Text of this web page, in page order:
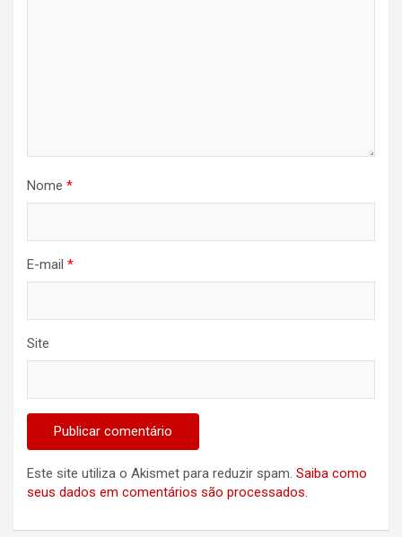
Nome *
E-mail *
Site
Este site utiliza o Akismet para reduzir spam. Saiba como
seus dados em comentários são processados.